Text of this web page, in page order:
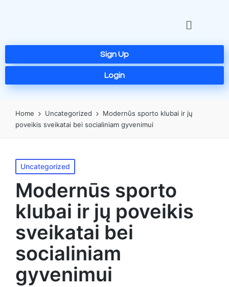
Sign Up
Login
Home Uncategorized
Modernūs sporto klubai ir jų
poveikis sveikatai bei socialiniam gyvenimui
Uncategorized
Modernūs sporto
klubai ir jų poveikis
sveikatai bei
socialiniam
gyvenimui